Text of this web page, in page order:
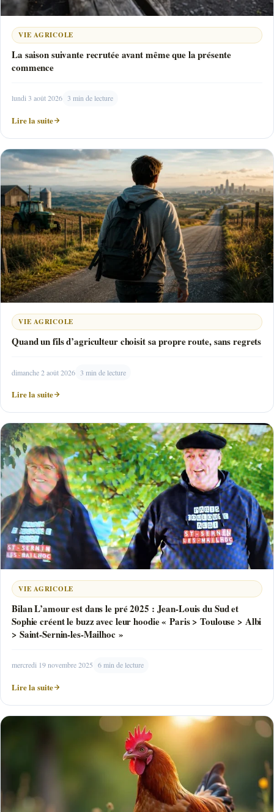
VIE AGRICOLE
La saison suivante recrutée avant même que la présente
commence
lundi 3 août 2026 3 min de lecture
Lire la suite
VIE AGRICOLE
Quand un fils d’agriculteur choisit sa propre route, sans regrets
dimanche 2 août 2026 3 min de lecture
Lire la suite
VIE AGRICOLE
Bilan L’amour est dans le pré 2025 : Jean-Louis du Sud et
Sophie créent le buzz avec leur hoodie « Paris > Toulouse > Albi
> Saint-Sernin-les-Mailhoc »
mercredi 19 novembre 2025 6 min de lecture
Lire la suite